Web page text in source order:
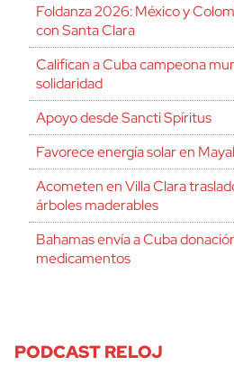
Foldanza 2026: México y
con Santa Clara
Califican a Cuba campeona
solidaridad
Apoyo desde Sancti Spíritus
Favorece energía solar en
Acometen en Villa Clara
árboles maderables
Bahamas envía a Cuba
medicamentos
PODCAST RELOJ